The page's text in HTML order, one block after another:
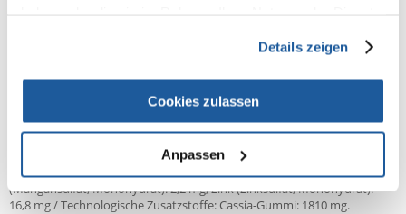
Details zeigen
Cookies zulassen
Anpassen
*Die Entenstücke machen in der Regel 47 % des Produkts aus.
Zusatzstoffe/1 kg:
Nahrungsergänzungsmittel: Vitamin B1: 31,5 mg, Vitamin D3: 250 IU,
Vitamin E: 21,0 mg, Taurin: 650 mg, Jod (Calciumjodat, wasserfrei): 0,22
mg, Eisen (Eisen(II)-sulfat, Monohydrat): 10,9 mg, Mangan
(Mangansulfat, Monohydrat): 2,2 mg, Zink (Zinksulfat, Monohydrat):
16,8 mg / Technologische Zusatzstoffe: Cassia-Gummi: 1810 mg.